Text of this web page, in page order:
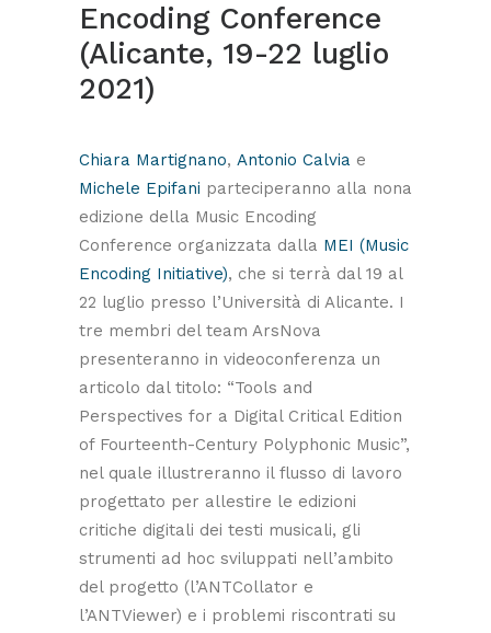
CONTATTIEncoding Conference
(Alicante, 19-22 luglio
2021)
Chiara Martignano, Antonio Calvia e
Michele Epifani parteciperanno alla nona
edizione della Music Encoding
Conference organizzata dalla MEI (Music
Encoding Initiative), che si terrà dal 19 al
22 luglio presso l’Università di Alicante. I
tre membri del team ArsNova
presenteranno in videoconferenza un
articolo dal titolo: “Tools and
Perspectives for a Digital Critical Edition
of Fourteenth-Century Polyphonic Music”,
nel quale illustreranno il flusso di lavoro
progettato per allestire le edizioni
critiche digitali dei testi musicali, gli
strumenti ad hoc sviluppati nell’ambito
del progetto (l’ANTCollator e
l’ANTViewer) e i problemi riscontrati su